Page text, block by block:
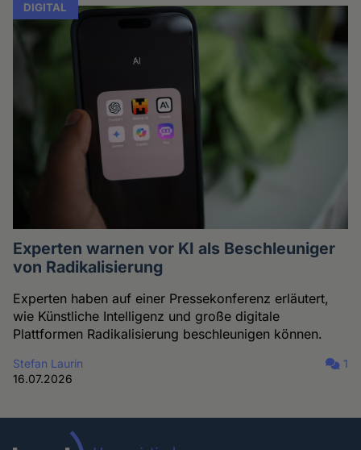
DIGITAL
Experten warnen vor KI als Beschleuniger
von Radikalisierung
Experten haben auf einer Pressekonferenz erläutert,
wie Künstliche Intelligenz und große digitale
Plattformen Radikalisierung beschleunigen können.
Stefan Laurin
16.07.2026
1